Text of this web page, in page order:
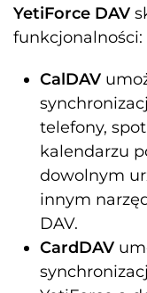
YetiForce DAV
funkcjonalności:
CalDAV
telefony,
kalendarzu
dowolnym
innym
DAV.
CardDAV